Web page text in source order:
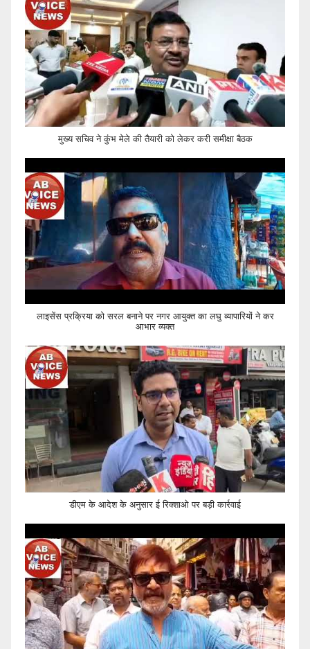
मुख्य सचिव ने कुंभ मेले की तैयारी को लेकर करी समीक्षा बैठक
लाइसेंस प्रक्रिया को सरल बनाने पर नगर आयुक्त का लघु व्यापारियों ने कर
आभार व्यक्त
डीएम के आदेश के अनुसार ई रिक्शाओ पर बड़ी कार्रवाई